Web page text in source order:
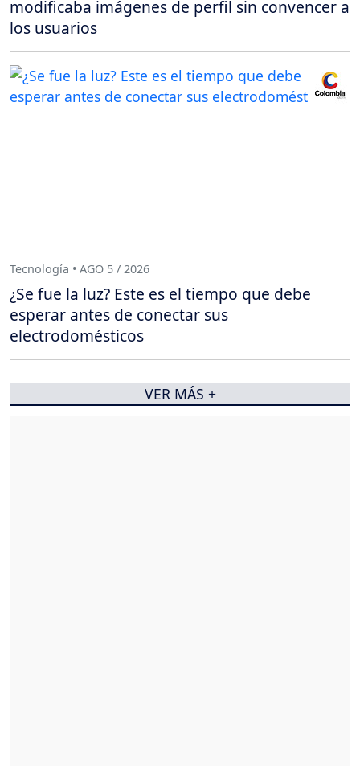
modificaba imágenes de perfil sin convencer a
los usuarios
Tecnología • AGO 5 / 2026
¿Se fue la luz? Este es el tiempo que debe
esperar antes de conectar sus
electrodomésticos
VER MÁS +